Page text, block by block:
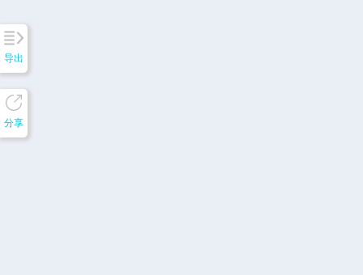
导出
分享